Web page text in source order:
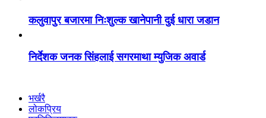
कलुवापुर बजारमा निःशुल्क खानेपानी दुई धारा जडान
निर्देशक जनक सिंहलाई सगरमाथा म्युजिक अवार्ड
भर्खरै
लोकप्रिय